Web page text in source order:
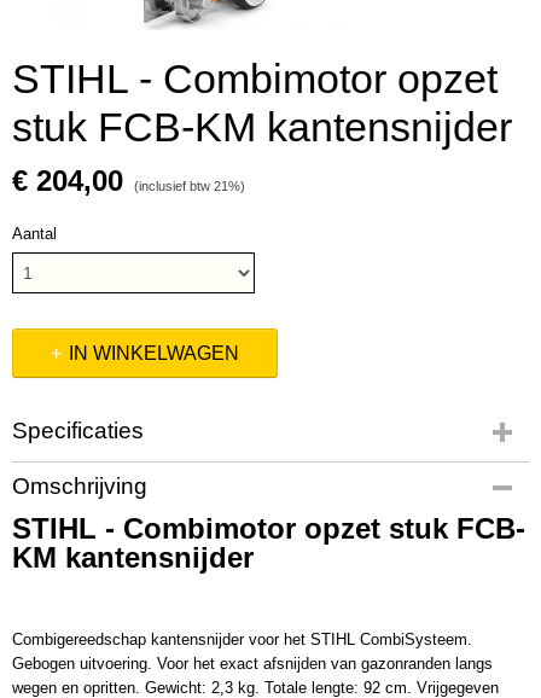
STIHL - Combimotor opzet
stuk FCB-KM kantensnijder
€ 204,00 (inclusief btw 21%)
Aantal
IN WINKELWAGEN
Specificaties
Productcode
41807405002
Productcode leverancier
41807405002
Omschrijving
STIHL - Combimotor opzet stuk FCB-
KM kantensnijder
Combigereedschap kantensnijder voor het STIHL CombiSysteem.
Gebogen uitvoering. Voor het exact afsnijden van gazonranden langs
wegen en opritten. Gewicht: 2,3 kg. Totale lengte: 92 cm. Vrijgegeven